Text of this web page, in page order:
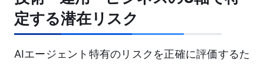
定する潜在リスク
AIエージェント特有のリスクを正確に評価するた